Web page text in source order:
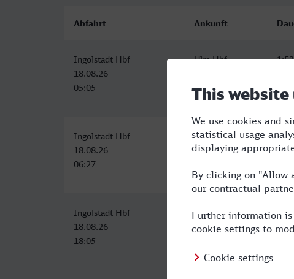
Abfahrt Ankunft
Ingolstadt Hbf
18.08.26
05:05
Ulm Hbf
06:57
1:52
Ingolstadt Hbf
18.08.26
06:27
Ulm Hbf
18.08.26
2:05
Ingolstadt Hbf
18.08.26
18:05
Ulm Hbf
18.08.26
2:03